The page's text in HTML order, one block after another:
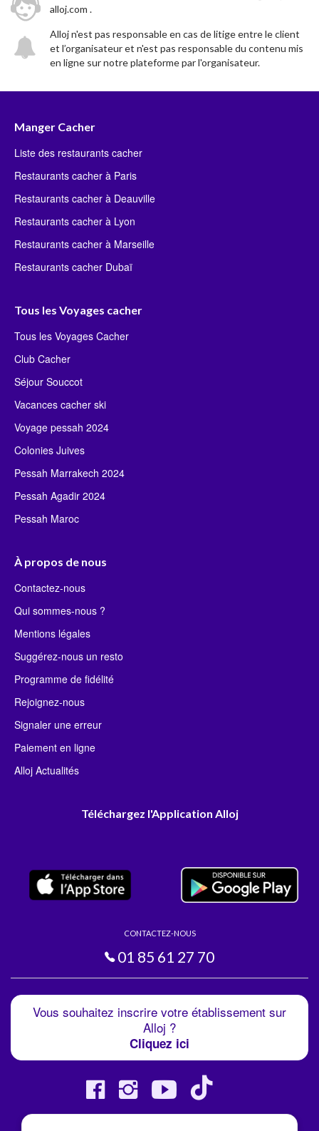
alloj.com .
Alloj n'est pas responsable en cas de litige entre le client
et l’organisateur et n'est pas responsable du contenu mis
en ligne sur notre plateforme par l'organisateur.
Manger Cacher
Liste des restaurants cacher
Restaurants cacher à Paris
Restaurants cacher à Deauville
Restaurants cacher à Lyon
Restaurants cacher à Marseille
Restaurants cacher Dubaï
Tous les Voyages cacher
Tous les Voyages Cacher
Club Cacher
Séjour Souccot
Vacances cacher ski
Voyage pessah 2024
Colonies Juives
Pessah Marrakech 2024
Pessah Agadir 2024
Pessah Maroc
À propos de nous
Contactez-nous
Qui sommes-nous ?
Mentions légales
Suggérez-nous un resto
Programme de fidélité
Rejoignez-nous
Signaler une erreur
Paiement en ligne
Alloj Actualités
Téléchargez l'Application Alloj
CONTACTEZ-NOUS
01 85 61 27 70
Vous souhaitez inscrire votre établissement sur
Alloj ?
Cliquez ici